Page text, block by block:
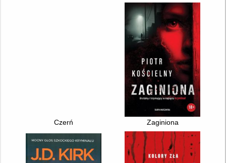
Czerń Zaginiona